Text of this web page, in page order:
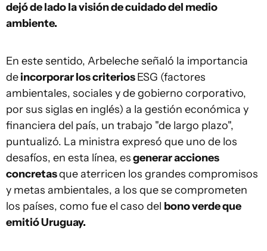
dejó de lado la visión de cuidado del medio
ambiente.
En este sentido, Arbeleche señaló la importancia
deincorporar los criteriosESG (factores
ambientales, sociales y de gobierno corporativo,
por sus siglas en inglés) a la gestión económica y
financiera del país, un trabajo "de largo plazo",
puntualizó. La ministra expresó que uno de los
desafíos, en esta línea, esgenerar acciones
concretasque aterricen los grandes compromisos
y metas ambientales, a los que se comprometen
los países, como fue el caso del bono verde que
emitió Uruguay.